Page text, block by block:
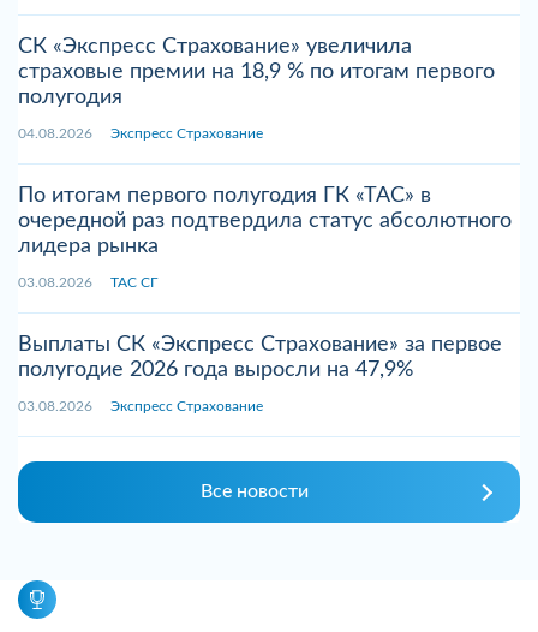
СК «Экспресс Страхование» увеличила
страховые премии на 18,9 % по итогам первого
полугодия
04.08.2026 Экспресс Страхование
По итогам первого полугодия ГК «ТАС» в
очередной раз подтвердила статус абсолютного
лидера рынка
03.08.2026 ТАС СГ
Выплаты СК «Экспресс Страхование» за первое
полугодие 2026 года выросли на 47,9%
03.08.2026 Экспресс Страхование
Все новости